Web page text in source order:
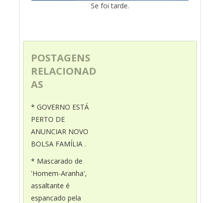
Se foi tarde.
POSTAGENS
RELACIONAD
AS
* GOVERNO ESTÁ
PERTO DE
ANUNCIAR NOVO
BOLSA FAMÍLIA .
* Mascarado de
'Homem-Aranha',
assaltante é
espancado pela